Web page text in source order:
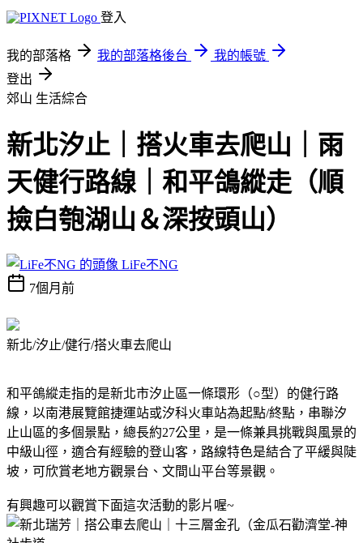
登入
我的部落格 我的部落格後台
我的帳號
登出
郊山 生活綜合
新北汐止｜搭火車去爬山｜雨
天健行路線｜和平鴿縱走（順
撿白匏湖山＆深按頭山）
LiFe不NG
7個月前
新北/汐止/健行/搭火車去爬山
和平鴿縱走指的是新北市汐止區一條環形（○型）的健行路
線，以南港展覽館捷運站或汐科火車站為起點/終點，串聯汐
止山區的多個景點，總長約27公里，是一條兼具挑戰與風景的
中級山徑，適合有經驗的登山客，路線特色是結合了平緩與陡
坡，可欣賞老地方觀景台、文間山平台等景觀。
有興趣可以觀賞下面這次活動的影片喔~